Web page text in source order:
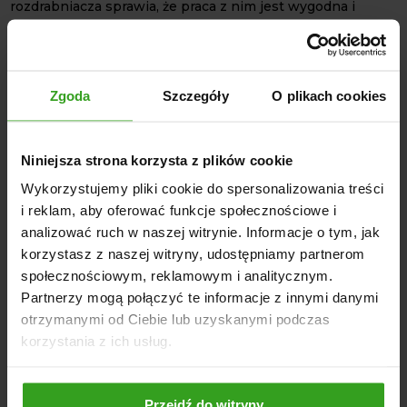
Zgoda Szczegóły O plikach cookies
Niniejsza strona korzysta z plików cookie
Wykorzystujemy pliki cookie do spersonalizowania treści
i reklam, aby oferować funkcje społecznościowe i
analizować ruch w naszej witrynie. Informacje o tym, jak
korzystasz z naszej witryny, udostępniamy partnerom
społecznościowym, reklamowym i analitycznym.
Partnerzy mogą połączyć te informacje z innymi danymi
otrzymanymi od Ciebie lub uzyskanymi podczas
korzystania z ich usług.
Przejdź do witryny
rozdrabniacza sprawia, że praca z nim jest wygodna i
został wyposażony w
metalowe elementy. Dzięki temu szkodliwe materiały nie
DANE TECHNICZNE
Moc silnika: 18,5 kW
Długość ssania: 10 m
Długość tłoczenia: 3 m
Wydajność: 1500 - 1900 kg/h
Ssawa i komplet filtrów: TAK
Amperomierz i magnes: TAK